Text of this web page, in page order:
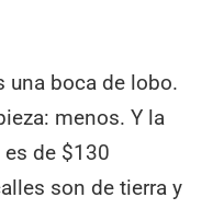
una boca de lobo.
menos. Y la
es de $130
son de tierra y